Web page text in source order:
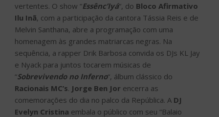
vertentes. O show “Essênc’Iyá“, do Bloco Afirmativo
Ilu Inã, com a participação da cantora Tássia Reis e de
Melvin Santhana, abre a programação com uma
homenagem às grandes matriarcas negras. Na
sequência, a rapper Drik Barbosa convida os DJs KL Jay
e Nyack para juntos tocarem músicas de
“Sobrevivendo no Inferno“, álbum clássico do
Racionais MC’s. Jorge Ben Jor encerra as
comemorações do dia no palco da República. A DJ
Evelyn Cristina embala o público com seu “Balaio